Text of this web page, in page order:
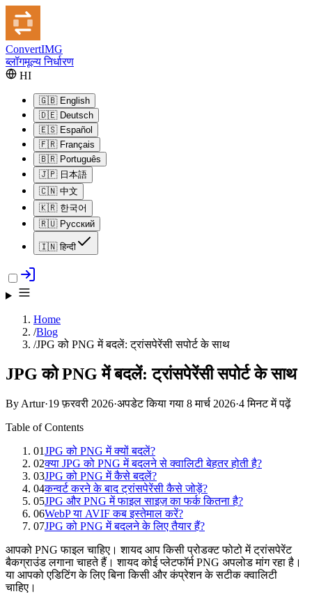
ConvertIMG
ब्लॉगमूल्य निर्धारण
HI
🇬🇧 English
🇩🇪 Deutsch
🇪🇸 Español
🇫🇷 Français
🇧🇷 Português
🇯🇵 日本語
🇨🇳 中文
🇰🇷 한국어
🇷🇺 Русский
🇮🇳 हिन्दी
Home
/Blog
/JPG को PNG में बदलें: ट्रांसपेरेंसी सपोर्ट के साथ
JPG को PNG में बदलें: ट्रांसपेरेंसी सपोर्ट के साथ
By Artur·19 फ़रवरी 2026·अपडेट किया गया 8 मार्च 2026·4 मिनट में पढ़ें
Table of Contents
01JPG को PNG में क्यों बदलें?
02क्या JPG को PNG में बदलने से क्वालिटी बेहतर होती है?
03JPG को PNG में कैसे बदलें?
04कन्वर्ट करने के बाद ट्रांसपेरेंसी कैसे जोड़ें?
05JPG और PNG में फाइल साइज़ का फर्क कितना है?
06WebP या AVIF कब इस्तेमाल करें?
07JPG को PNG में बदलने के लिए तैयार हैं?
आपको PNG फाइल चाहिए। शायद आप किसी प्रोडक्ट फोटो में ट्रांसपेरेंट
बैकग्राउंड लगाना चाहते हैं। शायद कोई प्लेटफॉर्म PNG अपलोड मांग रहा है।
या आपको एडिटिंग के लिए बिना किसी और कंप्रेशन के सटीक क्वालिटी
चाहिए।